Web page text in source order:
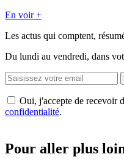
En voir +
Les actus qui comptent,
Du lundi au vendredi, dans
Oui, j'accepte de recevoir
confidentialité.
Pour aller plus